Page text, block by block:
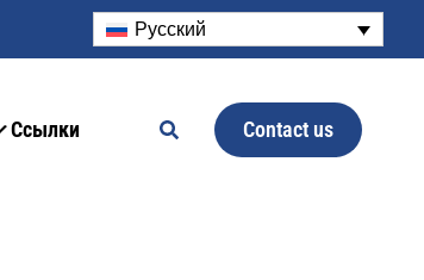
Русский
Ссылки Contact us